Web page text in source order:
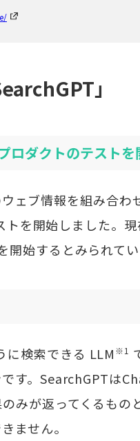
」
ロダクトのテストを
ェブ情報を組み合わ
を開始しました。
始するとみられてい
に検索できる LLM ※1
す。SearchGPTは
みが返ってくるもの
ません。